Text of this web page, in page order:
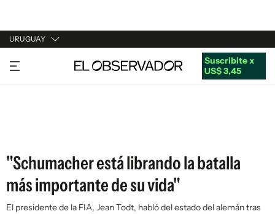
URUGUAY
URUGUAY
ARGENTINA
Suscribite x
US$ 3,45
"Schumacher está librando la batalla
más importante de su vida"
El presidente de la FIA, Jean Todt, habló del estado del alemán tras